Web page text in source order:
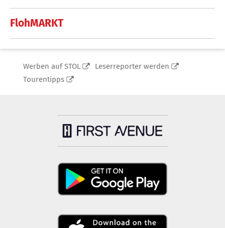
FlohMARKT
Werben auf STOL
Leserreporter werden
Tourentipps